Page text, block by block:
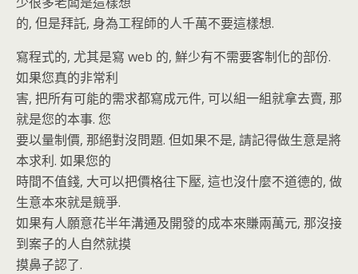
的, 但是拜託, 身為工程師的人千萬不要這樣想.
寫程式的, 尤其是寫 web 的, 鮮少有不需要客制化的部份.
如果您真的非常利
害, 把所有可能的需求都寫成元件, 可以組一組就拿去賣, 那
就是您的本事. 您
要以量制價, 那絕對沒問題. 但如果不是, 請記得做生意是將
本求利. 如果您的
時間不值錢, 大可以把價格往下壓, 這也沒什麼不道德的, 做
生意本來就是競爭.
如果有人願意花半年溝通及開發的成本來賺兩萬元, 那沒接
到案子的人自然就摸
摸鼻子認了.